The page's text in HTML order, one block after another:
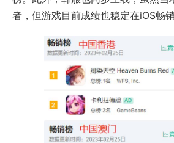
者，但游戏目前成绩也稳定在iOS畅